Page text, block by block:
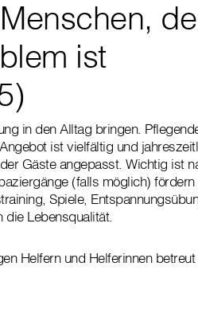
ist
in den Alltag bringen.
ist vielfältig und
Gäste angepasst. Wichtig ist
(falls möglich) fördern
Spiele,
die Lebensqualität.
Helfern und Helferinnen